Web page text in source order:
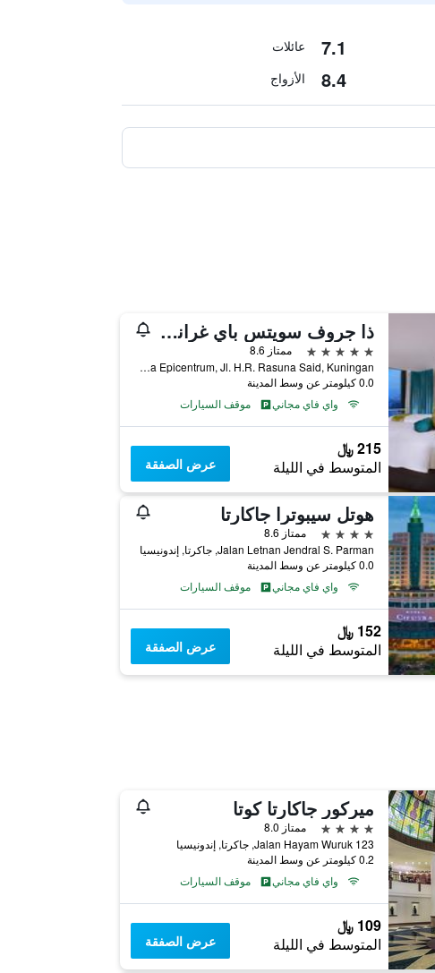
7.1 عائلات
8.4 الأزواج
ذا جروف سويتس باي غراند أستون
5 نجوم
ممتاز 8.6
Kawasan Rasuna Epicentrum, Jl. H.R. Rasuna Said, Kuningan, جاكرتا, إندونيسيا
0.0 كيلومتر عن وسط المدينة
واي فاي مجاني
موقف السيارات
215 ﷼
المتوسط في الليلة عرض الصفقة
هوتل سيبوترا جاكارتا
4 نجوم
ممتاز 8.6
Jalan Letnan Jendral S. Parman, جاكرتا, إندونيسيا
0.0 كيلومتر عن وسط المدينة
واي فاي مجاني
موقف السيارات
152 ﷼
المتوسط في الليلة عرض الصفقة
ميركور جاكارتا كوتا
4 نجوم
ممتاز 8.0
Jalan Hayam Wuruk 123, جاكرتا, إندونيسيا
0.2 كيلومتر عن وسط المدينة
واي فاي مجاني
موقف السيارات
109 ﷼
المتوسط في الليلة عرض الصفقة